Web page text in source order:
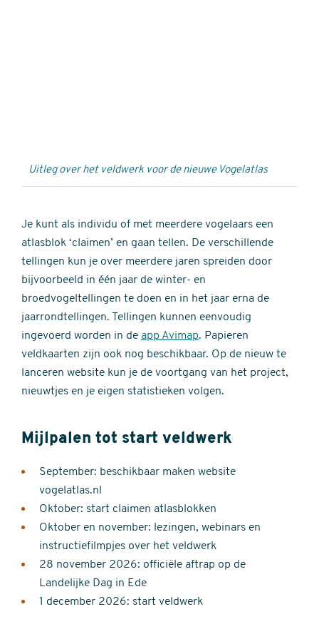
Uitleg over het veldwerk voor de nieuwe Vogelatlas
Je kunt als individu of met meerdere vogelaars een
atlasblok ‘claimen’ en gaan tellen. De verschillende
tellingen kun je over meerdere jaren spreiden door
bijvoorbeeld in één jaar de winter- en
broedvogeltellingen te doen en in het jaar erna de
jaarrondtellingen. Tellingen kunnen eenvoudig
ingevoerd worden in de app Avimap. Papieren
veldkaarten zijn ook nog beschikbaar. Op de nieuw te
lanceren website kun je de voortgang van het project,
nieuwtjes en je eigen statistieken volgen.
Mijlpalen tot start veldwerk
September: beschikbaar maken website
vogelatlas.nl
Oktober: start claimen atlasblokken
Oktober en november: lezingen, webinars en
instructiefilmpjes over het veldwerk
28 november 2026: officiële aftrap op de
Landelijke Dag in Ede
1 december 2026: start veldwerk